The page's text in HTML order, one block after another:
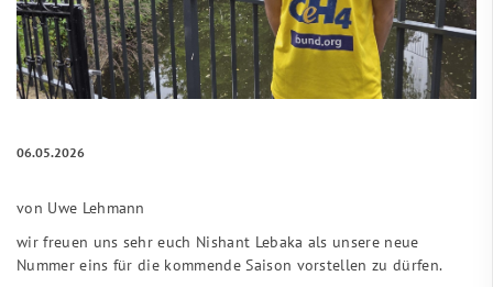
06.05.2026
von Uwe Lehmann
wir freuen uns sehr euch Nishant Lebaka als unsere neue
Nummer eins für die kommende Saison vorstellen zu dürfen.